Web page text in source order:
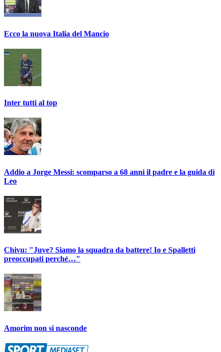
Ecco la nuova Italia del Mancio
Inter tutti al top
Addio a Jorge Messi: scomparso a 68 anni il padre e la guida di
Leo
Chivu: "Juve? Siamo la squadra da battere! Io e Spalletti
preoccupati perché…"
Amorim non si nasconde